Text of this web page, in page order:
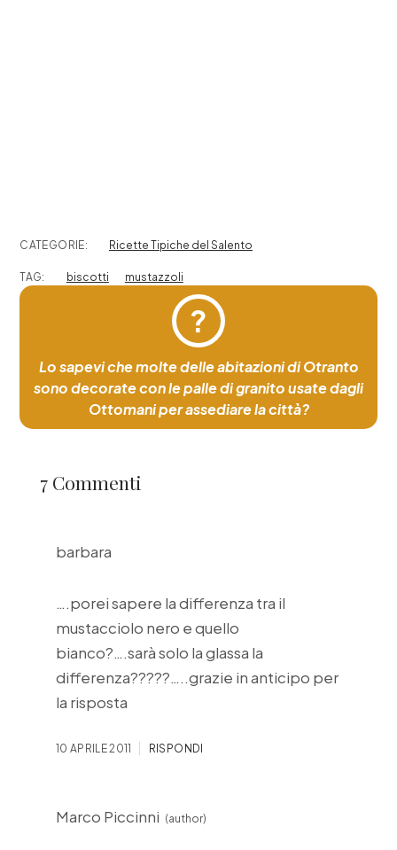
CATEGORIE: Ricette Tipiche del Salento
TAG: biscotti mustazzoli
?
Lo sapevi che molte delle abitazioni di Otranto
sono decorate con le palle di granito usate dagli
Ottomani per assediare la città?
7 Commenti
barbara
….porei sapere la differenza tra il
mustacciolo nero e quello
bianco?….sarà solo la glassa la
differenza?????…..grazie in anticipo per
la risposta
10 APRILE 2011 RISPONDI
Marco Piccinni